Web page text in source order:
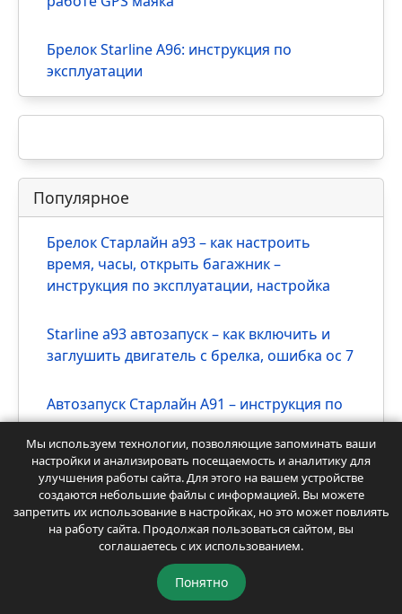
Новое
Иммобилайзер StarLine i95: инструкция,
функционал и особенности
StarLine M66 S и M ECO: инструкция,
подключение, особенности, набор
StarLine M18 и M18 Pro: инструкция по
Брелок Starline A96: инструкция по
эксплуатации
Мы используем технологии, позволяющие запоминать ваши
настройки и анализировать посещаемость и аналитику для
улучшения работы сайта. Для этого на вашем устройстве
создаются небольшие файлы с информацией. Вы можете
запретить их использование в настройках, но это может повлиять
на работу сайта. Продолжая пользоваться сайтом, вы
соглашаетесь с их использованием.
Понятно